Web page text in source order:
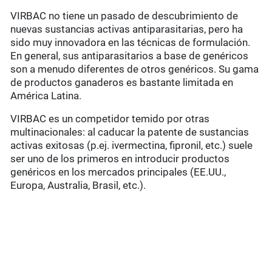
VIRBAC no tiene un pasado de descubrimiento de
nuevas sustancias activas antiparasitarias, pero ha
sido muy innovadora en las técnicas de formulación.
En general, sus antiparasitarios a base de genéricos
son a menudo diferentes de otros genéricos. Su gama
de productos ganaderos es bastante limitada en
América Latina.
VIRBAC es un competidor temido por otras
multinacionales: al caducar la patente de sustancias
activas exitosas (p.ej. ivermectina, fipronil, etc.) suele
ser uno de los primeros en introducir productos
genéricos en los mercados principales (EE.UU.,
Europa, Australia, Brasil, etc.).